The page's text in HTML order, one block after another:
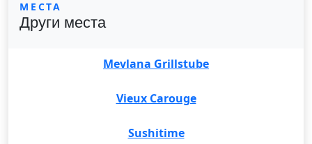
МЕСТА
Други места
Mevlana Grillstube
Vieux Carouge
Sushitime